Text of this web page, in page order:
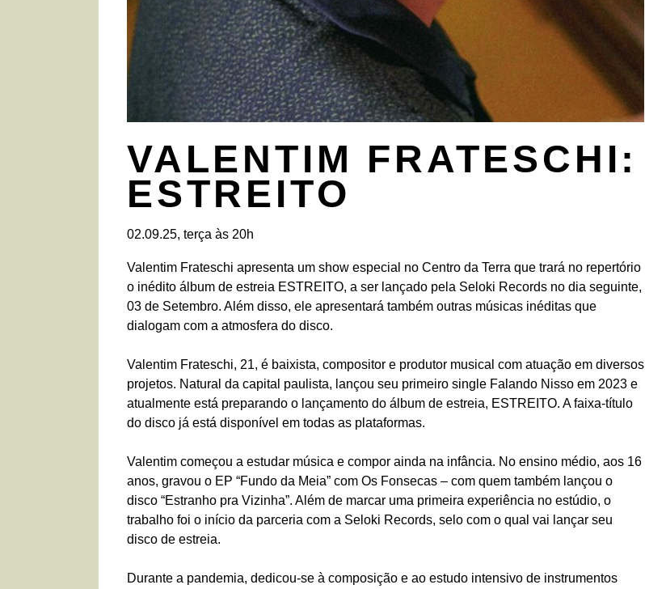
VALENTIM FRATESCHI:
ESTREITO
02.09.25, terça às 20h
Valentim Frateschi apresenta um show especial no Centro da Terra que trará no repertório
o inédito álbum de estreia ESTREITO, a ser lançado pela Seloki Records no dia seguinte,
03 de Setembro. Além disso, ele apresentará também outras músicas inéditas que
dialogam com a atmosfera do disco.
Valentim Frateschi, 21, é baixista, compositor e produtor musical com atuação em diversos
projetos. Natural da capital paulista, lançou seu primeiro single Falando Nisso em 2023 e
atualmente está preparando o lançamento do álbum de estreia, ESTREITO. A faixa-título
do disco já está disponível em todas as plataformas.
Valentim começou a estudar música e compor ainda na infância. No ensino médio, aos 16
anos, gravou o EP “Fundo da Meia” com Os Fonsecas – com quem também lançou o
disco “Estranho pra Vizinha”. Além de marcar uma primeira experiência no estúdio, o
trabalho foi o início da parceria com a Seloki Records, selo com o qual vai lançar seu
disco de estreia.
Durante a pandemia, dedicou-se à composição e ao estudo intensivo de instrumentos